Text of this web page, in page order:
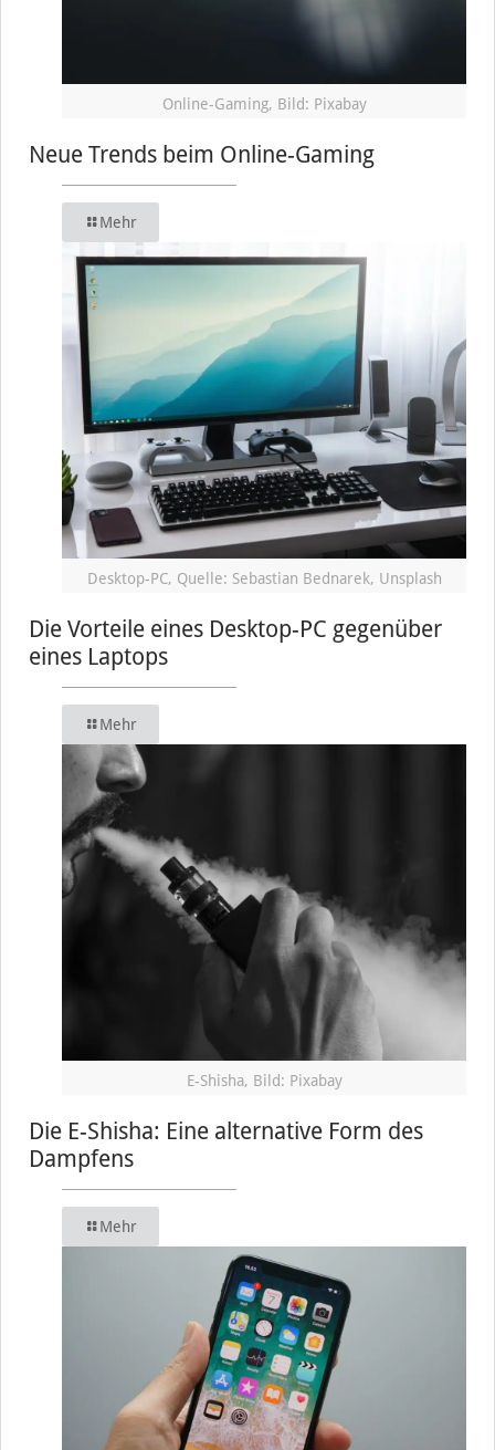
Online-Gaming, Bild: Pixabay
Neue Trends beim Online-Gaming
Mehr
Desktop-PC, Quelle: Sebastian Bednarek, Unsplash
Die Vorteile eines Desktop-PC gegenüber
eines Laptops
Mehr
E-Shisha, Bild: Pixabay
Die E-Shisha: Eine alternative Form des
Dampfens
Mehr